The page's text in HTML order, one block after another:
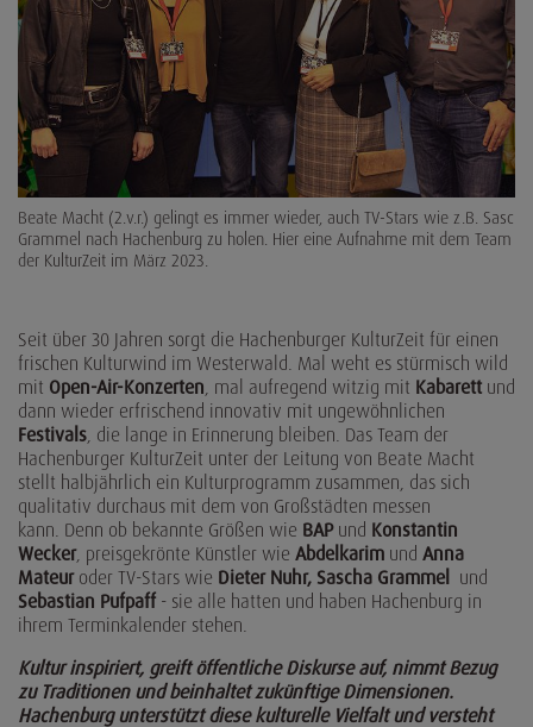
Beate Macht (2.v.r.) gelingt es immer wieder, auch TV-Stars wie z.B. Sascha
Grammel nach Hachenburg zu holen. Hier eine Aufnahme mit dem Team
der KulturZeit im März 2023.
Seit über 30 Jahren sorgt die Hachenburger KulturZeit für einen
frischen Kulturwind im Westerwald. Mal weht es stürmisch wild
mit Open-Air-Konzerten, mal aufregend witzig mit Kabarett und
dann wieder erfrischend innovativ mit ungewöhnlichen
Festivals, die lange in Erinnerung bleiben. Das Team der
Hachenburger KulturZeit unter der Leitung von Beate Macht
stellt halbjährlich ein Kulturprogramm zusammen, das sich
qualitativ durchaus mit dem von Großstädten messen
kann. Denn ob bekannte Größen wie BAPund Konstantin
Wecker, preisgekrönte Künstler wie Abdelkarim und Anna
Mateuroder TV-Stars wie Dieter Nuhr, Sascha Grammel und
Sebastian Pufpaff - sie alle hatten und haben Hachenburg in
ihrem Terminkalender stehen.
Kultur inspiriert, greift öffentliche Diskurse auf, nimmt Bezug
zu Traditionen und beinhaltet zukünftige Dimensionen.
Hachenburg unterstützt diese kulturelle Vielfalt und versteht